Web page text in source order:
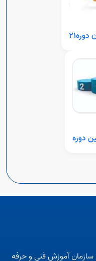
دوره
آموزش فنی و حرفه